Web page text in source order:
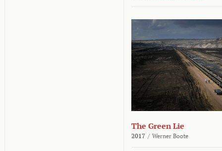
The Green Lie
2017 / Werner Boote